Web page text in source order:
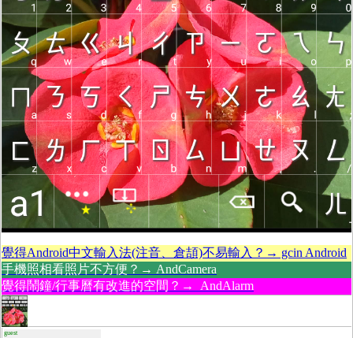
覺得Android中文輸入法(注音、倉頡)不易輸入？→ gcin Android
手機照相看照片不方便？→ AndCamera
覺得鬧鐘/行事曆有改進的空間？→ AndAlarm
guest